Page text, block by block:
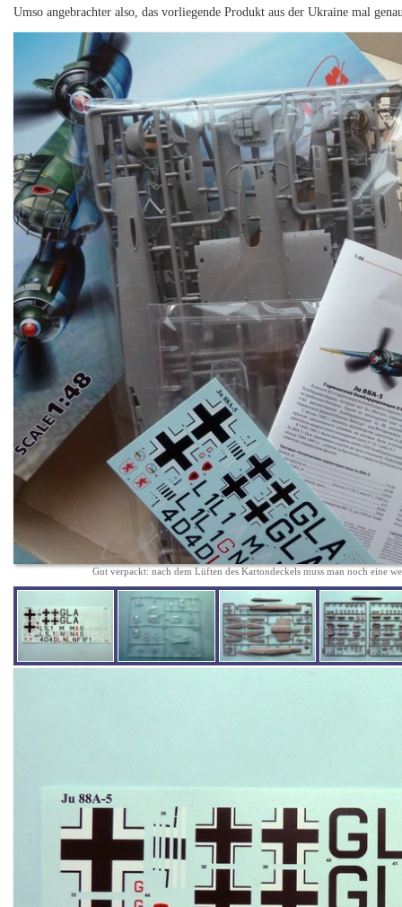
Umso angebrachter also, das vorliegende Produkt aus der Ukraine mal
Gut verpackt: nach dem Lüften des Kartondeckels muss man noch eine